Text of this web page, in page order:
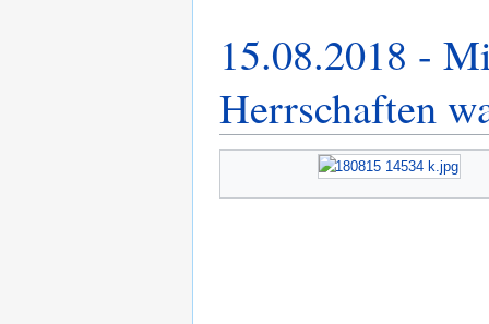
15.08.2018 -
Herrschaften